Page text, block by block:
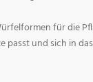
für die
passt und sich in